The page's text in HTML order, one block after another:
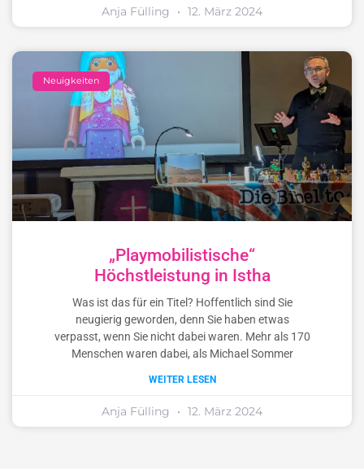
Anja Fülling 12. März 2024
Neuigkeiten
„Playmobilistische“
Höchstleistung in Istha
Was ist das für ein Titel? Hoffentlich sind Sie
neugierig geworden, denn Sie haben etwas
verpasst, wenn Sie nicht dabei waren. Mehr als 170
Menschen waren dabei, als Michael Sommer
WEITER LESEN
Anja Fülling 12. März 2024